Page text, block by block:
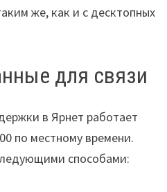
же, как и с десктопных
для связи
в Ярнет работает
по местному времени.
способами: